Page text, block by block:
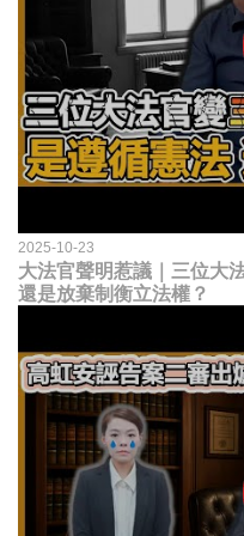
2025-10-23
大法官聲明惹議｜三位大
還是放棄制衡立法權？